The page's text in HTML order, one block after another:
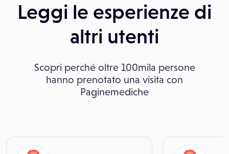
Leggi le esperienze di
altri utenti
Scopri perché oltre 100mila persone
hanno prenotato una visita con
Paginemediche